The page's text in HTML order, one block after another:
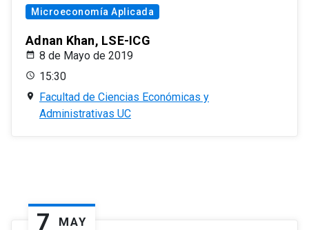
Microeconomía Aplicada
Adnan Khan, LSE-ICG
8 de Mayo de 2019
15:30
Facultad de Ciencias Económicas y
Administrativas UC
7 MAY